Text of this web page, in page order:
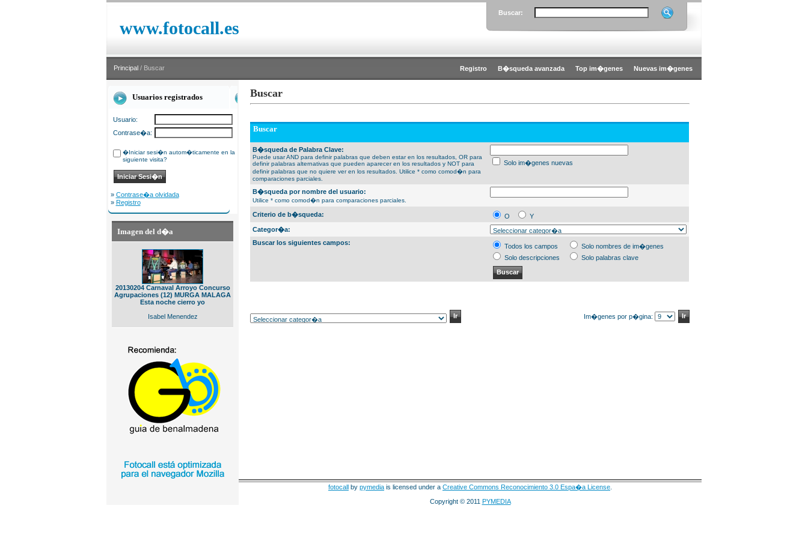
www.fotocall.es
Buscar:
Principal / Buscar Registro B�squeda avanzada Top im�genes Nuevas im�genes
Usuarios registrados
Usuario:
Contrase�a:
�Iniciar sesi�n autom�ticamente en la
siguiente visita?
» Contrase�a olvidada
» Registro
Imagen del d�a
20130204 Carnaval Arroyo Concurso
Agrupaciones (12) MURGA MALAGA
Esta noche cierro yo
Isabel Menendez
Buscar
Buscar
B�squeda de Palabra Clave:
Puede usar AND para definir palabras que deben estar en los resultados, OR para
definir palabras alternativas que pueden aparecer en los resultados y NOT para
definir palabras que no quiere ver en los resultados. Utilice * como comod�n para
comparaciones parciales.
Solo im�genes nuevas
B�squeda por nombre del usuario:
Utilice * como comod�n para comparaciones parciales.
Criterio de b�squeda: O
Y
Categor�a:
Buscar los siguientes campos:
Todos los campos
Solo nombres de im�genes
Solo descripciones
Solo palabras clave
Im�genes por p�gina:
fotocall by pymedia is licensed under a Creative Commons Reconocimiento 3.0 Espa�a License
Copyright © 2011 PYMEDIA